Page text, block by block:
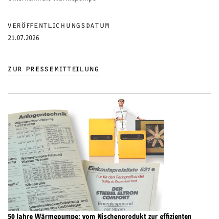
VERÖFFENTLICHUNGSDATUM
21.07.2026
ZUR PRESSEMITTEILUNG
50 Jahre Wärmepumpe: vom Nischenprodukt zur effizienten